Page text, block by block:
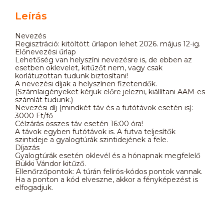
Leírás
Nevezés
Regisztráció: kitöltött űrlapon lehet 2026. május 12-ig.
Előnevezési űrlap
Lehetőség van helyszíni nevezésre is, de ebben az
esetben oklevelet, kitűzőt nem, vagy csak
korlátuzottan tudunk biztosítani!
A nevezési díjak a helyszínen fizetendők.
(Számlaigényeket kérjük előre jelezni, kiállítani AAM-es
számlát tudunk.)
Nevezési díj (mindkét táv és a futótávok esetén is):
3000 Ft/fő
Célzárás összes táv esetén 16:00 óra!
A távok egyben futótávok is. A futva teljesítők
szintideje a gyalogtúrák szintidejének a fele.
Díjazás
Gyalogtúrák esetén oklevél és a hónapnak megfelelő
Bükki Vándor kitűző.
Ellenőrzőpontok: A túrán felírós-kódos pontok vannak.
Ha a ponton a kód elveszne, akkor a fényképezést is
elfogadjuk.